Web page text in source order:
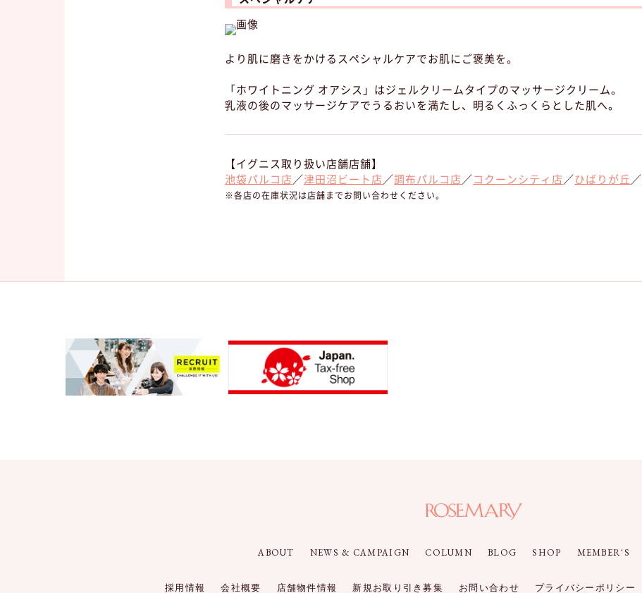
より肌に磨きをかけるスペシャルケアでお肌にご褒美を。
「ホワイトニング オアシス」はジェルクリームタイプのマッサージクリーム。
乳液の後のマッサージケアでうるおいを満たし、明るくふっくらとした肌へ。
【イグニス取り扱い店舗店舗】
池袋パルコ店／津田沼ビート店／調布パルコ店／コクーンシティ店／ひばりが丘／
※各店の在庫状況は店舗までお問い合わせください。
ABOUT NEWS & CAMPAIGN COLUMN BLOG SHOP MEMBER'S
採用情報 会社概要 店舗物件情報 新規お取り引き募集 お問い合わせ プライバシーポリシー